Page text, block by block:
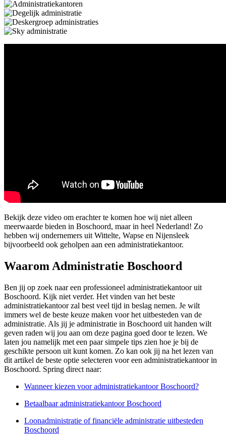
Bekijk deze video om erachter te komen hoe wij niet alleen
meerwaarde bieden in Boschoord, maar in heel Nederland! Zo
hebben wij ondernemers uit Wittelte, Wapse en Nijensleek
bijvoorbeeld ook geholpen aan een administratiekantoor.
Waarom Administratie Boschoord
Ben jij op zoek naar een professioneel administratiekantoor uit
Boschoord. Kijk niet verder. Het vinden van het beste
administratiekantoor zal best veel tijd in beslag nemen. Je wilt
immers wel de beste keuze maken voor het uitbesteden van de
administratie. Als jij je administratie in Boschoord uit handen wilt
geven raden wij jou aan om deze pagina goed door te lezen. We
laten jou namelijk met een paar simpele tips zien hoe je bij de
geschikte persoon uit kunt komen. Zo kan ook jij na het lezen van
dit artikel de beste optie selecteren voor een administratiekantoor in
Boschoord. Spring direct naar:
Wanneer kiezen voor administratiekantoor Boschoord?
Betaalbaar administratiekantoor Boschoord
Loonadministratie of financiële administratie uitbesteden
Boschoord